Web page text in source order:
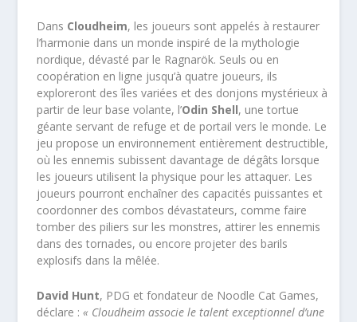
Dans Cloudheim, les joueurs sont appelés à restaurer
l’harmonie dans un monde inspiré de la mythologie
nordique, dévasté par le Ragnarök. Seuls ou en
coopération en ligne jusqu’à quatre joueurs, ils
exploreront des îles variées et des donjons mystérieux à
partir de leur base volante, l’Odin Shell, une tortue
géante servant de refuge et de portail vers le monde. Le
jeu propose un environnement entièrement destructible,
où les ennemis subissent davantage de dégâts lorsque
les joueurs utilisent la physique pour les attaquer. Les
joueurs pourront enchaîner des capacités puissantes et
coordonner des combos dévastateurs, comme faire
tomber des piliers sur les monstres, attirer les ennemis
dans des tornades, ou encore projeter des barils
explosifs dans la mêlée.
David Hunt, PDG et fondateur de Noodle Cat Games,
déclare :« Cloudheim associe le talent exceptionnel d’une